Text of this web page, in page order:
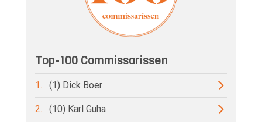
Top-100 Commissarissen
1. (1) Dick Boer
2. (10) Karl Guha